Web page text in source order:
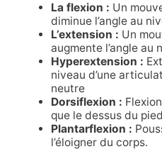
La flexion : Un
diminue l’angle au
L’extension : Un
augmente l’angle au
Hyperextension :
niveau d’une
neutre
Dorsiflexion :
que le dessus du
Plantarflexion :
l’éloigner du corps.